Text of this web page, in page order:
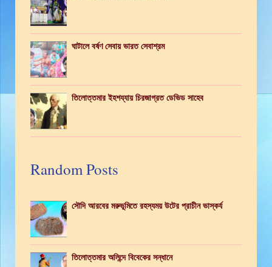
ঘাটালে বর্ষণ সেবায় ভারত সেবাশ্রম
তিলোত্তমার ইহশয্যায় চিরজাগ্রত ডেভিড সাহেব
Random Posts
সৌদি আরবের মরুভূমিতে রহস্যময় উটের প্রাচীন ভাস্কর্য
তিলোত্তমার অলিন্দে বিবেকের সন্ধানে